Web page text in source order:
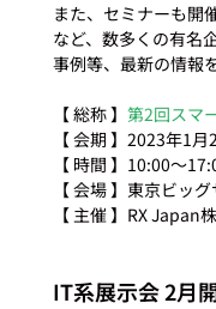
また、セミナーも開
など、数多くの有名
事例等、最新の情報
【 総称 】 第2回スマ
【 会期 】2023年1
【 時間 】10:00～
【 会場 】東京ビッ
IT系展示会 2月